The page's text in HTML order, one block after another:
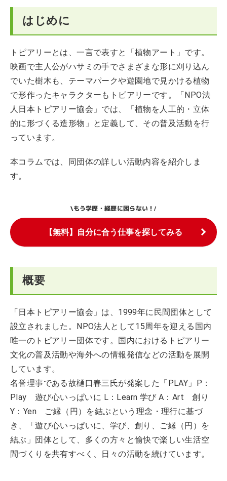
はじめに
トピアリーとは、一言で表すと「植物アート」です。
映画で主人公がハサミの手でさまざまな形に刈り込ん
でいた樹木も、テーマパークや遊園地で見かける植物
で形作ったキャラクターもトピアリーです。「NPO法
人日本トピアリー協会」では、「植物を人工的・立体
的に形づくる造形物」と定義して、その普及活動を行
っています。
本コラムでは、同団体の詳しい活動内容を紹介しま
す。
\もう学歴・経歴に困らない！/
【無料】自分に合う仕事を探してみる
概要
「日本トピアリー協会」は、1999年に民間団体として
設立されました。NPO法人として15周年を迎える国内
唯一のトピアリー団体です。国内におけるトピアリー
文化の普及活動や海外への情報発信などの活動を展開
しています。
名誉理事である故樋口春三氏が発案した「PLAY」P：
Play 遊び心いっぱいに L：Learn 学び A：Art 創り
Y：Yen ご縁（円）を結ぶという理念・理行に基づ
き、「遊び心いっぱいに、学び、創り、ご縁（円）を
結ぶ」団体として、多くの方々と愉快で楽しい生活空
間づくりを共有すべく、日々の活動を続けています。